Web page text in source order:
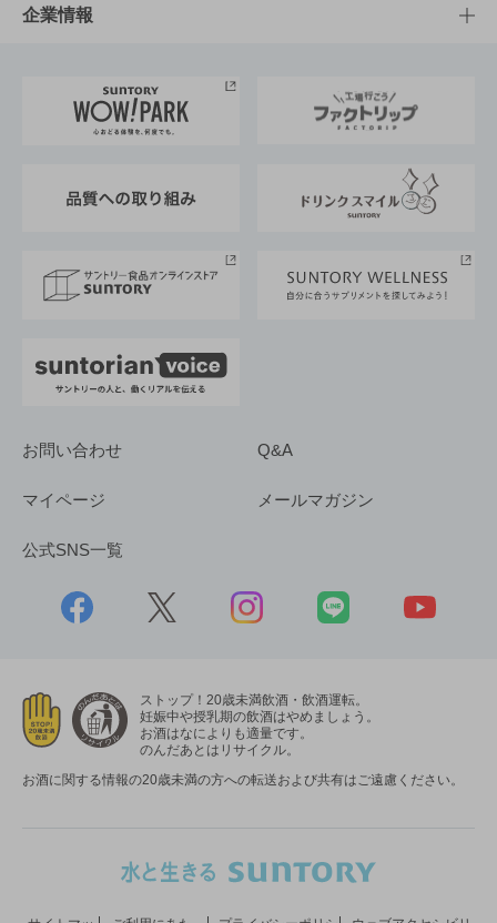
栄養成分一覧
工場見学
地域情報
サントリーホール
サントリーサンバーズ大阪
サステナビリティTOP
サントリーが考えるサステナビリティ経営
企業情報
企業概要
採用情報
お問い合わせ Q&A
マイページ メールマガジン
公式SNS一覧
ストップ！20歳未満飲酒・飲酒運転。
妊娠中や授乳期の飲酒はやめましょう。
お酒はなによりも適量です。
のんだあとはリサイクル。
お酒に関する情報の20歳未満の方への転送および共有はご遠慮ください。